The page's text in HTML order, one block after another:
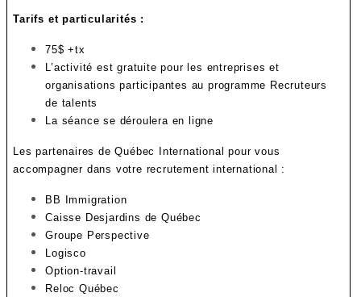
Tarifs et particularités :
75$ +tx
L’activité est gratuite pour les entreprises et
organisations participantes au programme Recruteurs
de talents
La séance se déroulera en ligne
Les partenaires de Québec International pour vous
accompagner dans votre recrutement international :
BB Immigration
Caisse Desjardins de Québec
Groupe Perspective
Logisco
Option-travail
Reloc Québec